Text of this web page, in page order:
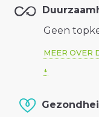
Geen
MEER OVER